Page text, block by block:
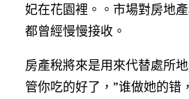
妃在花園裡。。市場對房地
都曾經慢慢接收。
房產稅將來是用來代替處所
管你吃的好了，”谁做她的错